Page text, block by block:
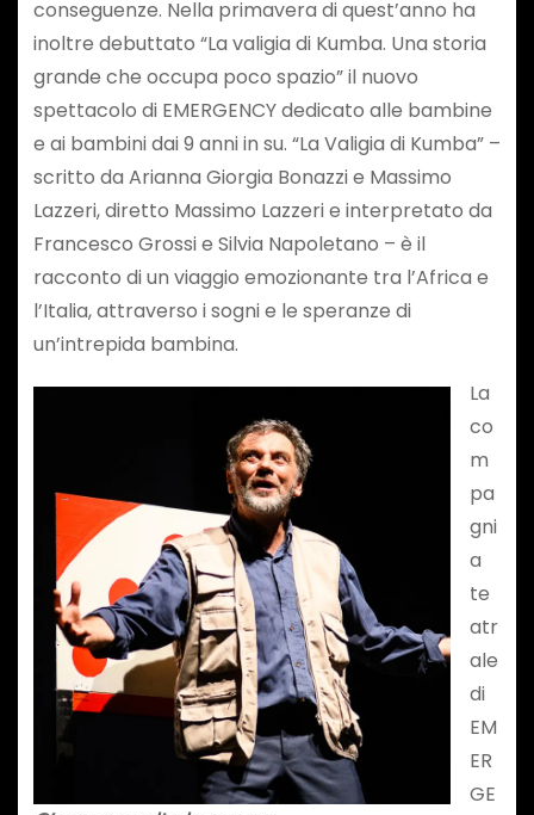
conseguenze. Nella primavera di quest’anno ha
inoltre debuttato “La valigia di Kumba. Una storia
grande che occupa poco spazio” il nuovo
spettacolo di EMERGENCY dedicato alle bambine
e ai bambini dai 9 anni in su. “La Valigia di Kumba” –
scritto da Arianna Giorgia Bonazzi e Massimo
Lazzeri, diretto Massimo Lazzeri e interpretato da
Francesco Grossi e Silvia Napoletano – è il
racconto di un viaggio emozionante tra l’Africa e
l’Italia, attraverso i sogni e le speranze di
un’intrepida bambina.
La
co
m
pa
gni
a
te
atr
ale
di
EM
ER
GE